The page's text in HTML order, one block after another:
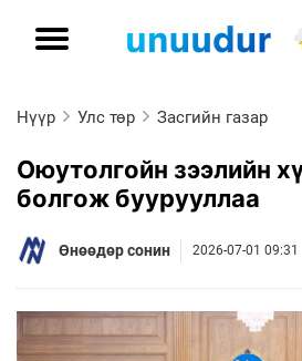
Нүүр Улс төр Засгийн газар
Оюутолгойн зээлийн
болгож буурууллаа
Өнөөдөр сонин 2026-07-01 09:31